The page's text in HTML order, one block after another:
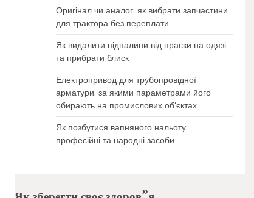
Оригінал чи аналог: як вибрати запчастини
для трактора без переплати
Як видалити підпалини від праски на одязі
та прибрати блиск
Електропривод для трубопровідної
арматури: за якими параметрами його
обирають на промислових об’єктах
Як позбутися вапняного нальоту:
професійні та народні засоби